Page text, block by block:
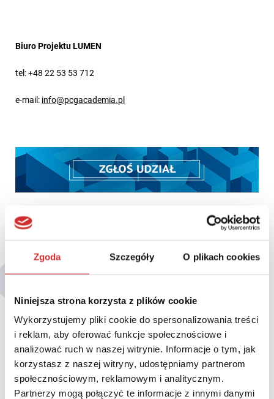
Zgoda Szczegóły O plikach cookies
Niniejsza strona korzysta z plików cookie
Wykorzystujemy pliki cookie do spersonalizowania treści
i reklam, aby oferować funkcje społecznościowe i
analizować ruch w naszej witrynie. Informacje o tym, jak
korzystasz z naszej witryny, udostępniamy partnerom
społecznościowym, reklamowym i analitycznym.
Partnerzy mogą połączyć te informacje z innymi danymi
Biuro Projektu LUMEN
tel: +48 22 53 53 712
e-mail: info@pcgacademia.pl
Być może zainteresują Cię także: